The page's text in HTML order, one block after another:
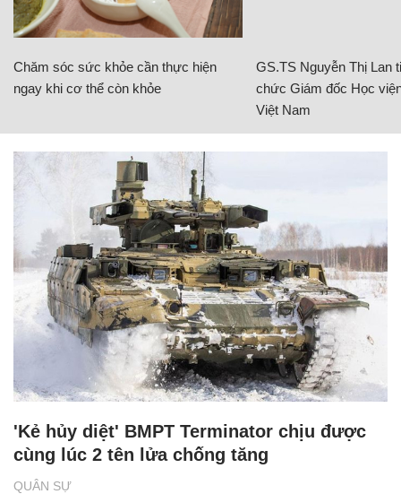
Chăm sóc sức khỏe cần thực hiện
ngay khi cơ thể còn khỏe
GS.TS Nguyễn Thị Lan
chức Giám đốc Học
Việt Nam
QUÂN SỰ
'Kẻ hủy diệt' BMPT Terminator chịu được
cùng lúc 2 tên lửa chống tăng